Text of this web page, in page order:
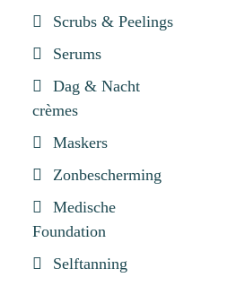
Scrubs & Peelings
Serums
Dag & Nacht
crèmes
Maskers
Zonbescherming
Medische
Foundation
Selftanning